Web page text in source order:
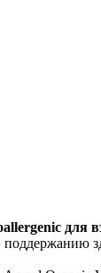
для